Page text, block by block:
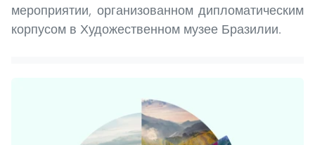
мероприятии, организованном дипломатическим
корпусом в Художественном музее Бразилии.